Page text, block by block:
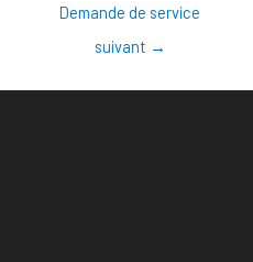
Demande de service
suivant →